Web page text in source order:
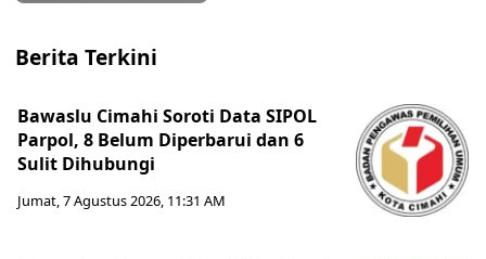
Berita Terkini
Bawaslu Cimahi Soroti Data SIPOL
Parpol, 8 Belum Diperbarui dan 6
Sulit Dihubungi
Jumat, 7 Agustus 2026, 11:31 AM